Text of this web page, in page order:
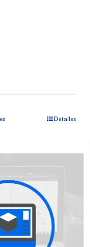
variantes.
opciones
se
pueden
Detalles